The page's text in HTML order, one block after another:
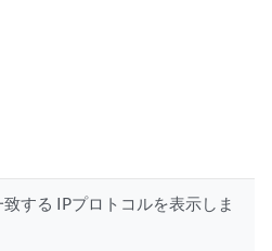
する IPプロトコルを表示しま